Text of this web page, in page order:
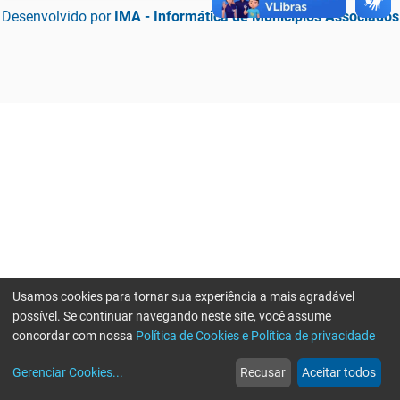
Desenvolvido por IMA - Informática de Municípios Associados
web
Notícias
more_horiz
Mais
Usamos cookies para tornar sua experiência a mais agradável
possível. Se continuar navegando neste site, você assume
concordar com nossa Política de Cookies e Política de privacidade
Gerenciar Cookies... Recusar Aceitar todos
Erro ao enviar informações, por favor tente novamente